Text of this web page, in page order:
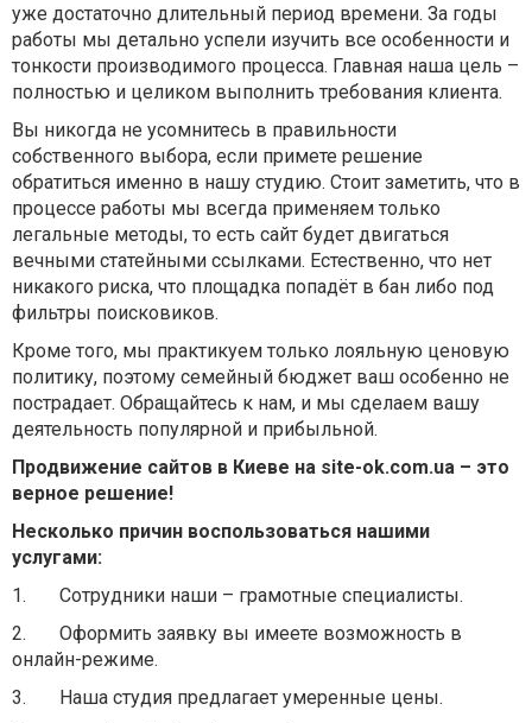
уже достаточно длительный период времени. За годы
работы мы детально успели изучить все особенности и
тонкости производимого процесса. Главная наша цель –
полностью и целиком выполнить требования клиента.
Вы никогда не усомнитесь в правильности
собственного выбора, если примете решение
обратиться именно в нашу студию. Стоит заметить, что в
процессе работы мы всегда применяем только
легальные методы, то есть сайт будет двигаться
вечными статейными ссылками. Естественно, что нет
никакого риска, что площадка попадёт в бан либо под
фильтры поисковиков.
Кроме того, мы практикуем только лояльную ценовую
политику, поэтому семейный бюджет ваш особенно не
пострадает. Обращайтесь к нам, и мы сделаем вашу
деятельность популярной и прибыльной.
Продвижение сайтов в Киеве на site-ok.com.ua – это
верное решение!
Несколько причин воспользоваться нашими
услугами:
1. Сотрудники наши – грамотные специалисты.
2. Оформить заявку вы имеете возможность в
онлайн-режиме.
3. Наша студия предлагает умеренные цены.